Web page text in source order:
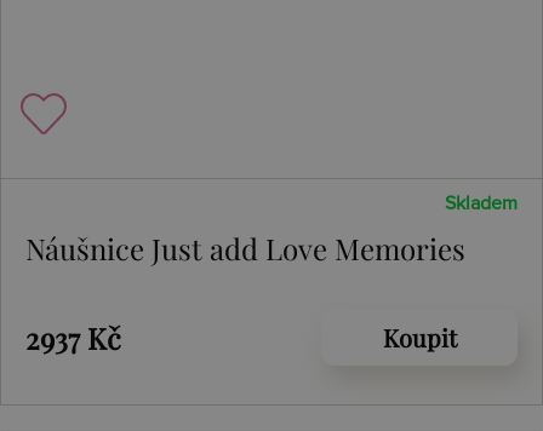
Skladem
Náušnice Just add Love Memories
2937 Kč Koupit